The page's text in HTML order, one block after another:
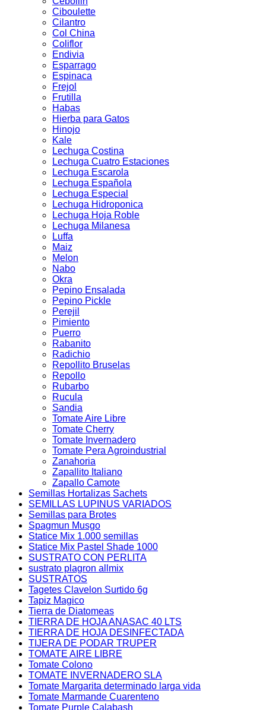
Ciboulette
Cilantro
Col China
Coliflor
Endivia
Esparrago
Espinaca
Frejol
Frutilla
Habas
Hierba para Gatos
Hinojo
Kale
Lechuga Costina
Lechuga Cuatro Estaciones
Lechuga Escarola
Lechuga Española
Lechuga Especial
Lechuga Hidroponica
Lechuga Hoja Roble
Lechuga Milanesa
Luffa
Maiz
Melon
Nabo
Okra
Pepino Ensalada
Pepino Pickle
Perejil
Pimiento
Puerro
Rabanito
Radichio
Repollito Bruselas
Repollo
Rubarbo
Rucula
Sandia
Tomate Aire Libre
Tomate Cherry
Tomate Invernadero
Tomate Pera Agroindustrial
Zanahoria
Zapallito Italiano
Zapallo Camote
Semillas Hortalizas Sachets
SEMILLAS LUPINUS VARIADOS
Semillas para Brotes
Spagmun Musgo
Statice Mix 1.000 semillas
Statice Mix Pastel Shade 1000
SUSTRATO CON PERLITA
sustrato plagron allmix
SUSTRATOS
Tagetes Clavelon Surtido 6g
Tapiz Magico
Tierra de Diatomeas
TIERRA DE HOJA ANASAC 40 LTS
TIERRA DE HOJA DESINFECTADA
TIJERA DE PODAR TRUPER
TOMATE AIRE LIBRE
Tomate Colono
TOMATE INVERNADERO SLA
Tomate Margarita determinado larga vida
Tomate Marmande Cuarenteno
Tomate Purple Calabash